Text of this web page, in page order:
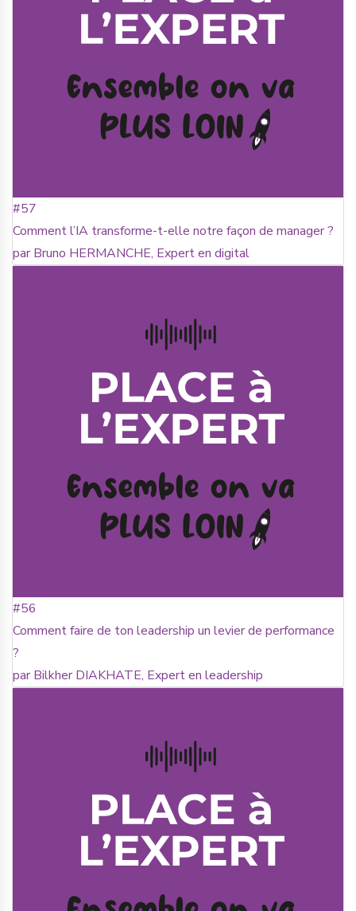
#57
Comment l’IA transforme-t-elle notre façon de manager ?
par Bruno HERMANCHE, Expert en digital
#56
Comment faire de ton leadership un levier de performance
?
par Bilkher DIAKHATE, Expert en leadership